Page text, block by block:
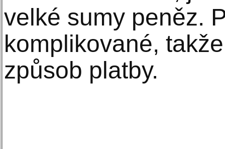
velké sumy peněz.
komplikované,
způsob platby.